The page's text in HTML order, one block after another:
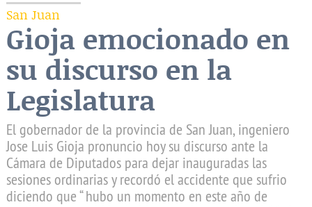
San Juan
Gioja emocionado en
su discurso en la
Legislatura
El gobernador de la provincia de San Juan, ingeniero
Jose Luis Gioja pronuncio hoy su discurso ante la
Cámara de Diputados para dejar inauguradas las
sesiones ordinarias y recordó el accidente que sufrio
diciendo que “ hubo un momento en este año de